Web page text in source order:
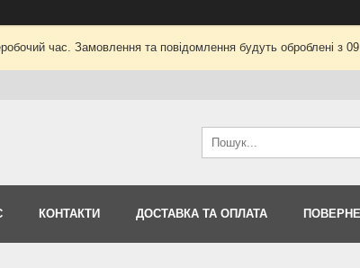
час. Замовлення та повідомлення будуть оброблені з
КОНТАКТИ ДОСТАВКА ТА ОПЛАТА